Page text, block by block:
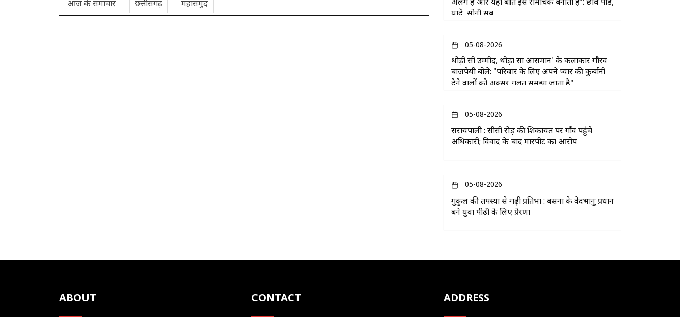
आज के समाचार छत्तीसगढ़ महासमुंद
यादें, सोनी सब
05-08-2026
थोड़ी सी उम्मीद, थोड़ा सा आसमान' के कलाकार गौरव
बाजपेयी बोले: "परिवार के लिए अपने प्यार की कुर्बानी
देने वालों को अक्सर गलत समझा जाता है"
05-08-2026
सरायपाली : सीसी रोड़ की शिकायत पर गाँव पहुंचे
अधिकारी; विवाद के बाद मारपीट का आरोप
05-08-2026
गुरुकुल की तपस्या से गढ़ी प्रतिभा : बसना के वेदभानु प्रधान
बने युवा पीढ़ी के लिए प्रेरणा
ABOUT CONTACT ADDRESS